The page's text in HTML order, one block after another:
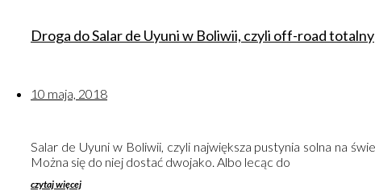
Droga do Salar de Uyuni w Boliwii, czyli off-road totalny
10 maja, 2018
Salar de Uyuni w Boliwii, czyli największa pustynia solna na
Można się do niej dostać dwojako. Albo lecąc do
czytaj więcej